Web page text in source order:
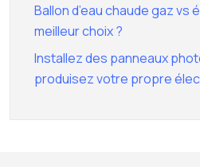
Ballon d’eau chaude gaz vs
meilleur choix ?
Installez des panneaux
produisez votre propre